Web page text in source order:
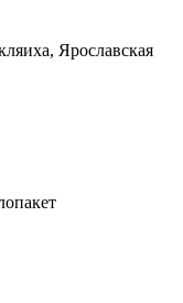
Ярославская